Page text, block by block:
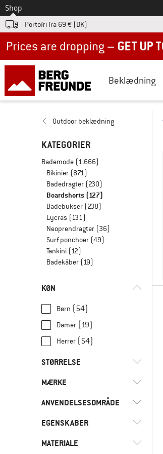
Til
Shop
Portofri fra 69 € (DK)
Beklædning
Outdoor beklædning
KATEGORIER
Bademode (1.666)
Bikinier (871)
Badedragter (230)
Boardshorts (127)
Badebukser (238)
Lycras (131)
Neoprendragter (36)
Surf ponchoer (49)
Tankini (12)
Badekåber (19)
KØN
Børn (54)
Damer (19)
Herrer (54)
STØRRELSE
XXS XS
XL XXL 3XL 4XL
62 68 74
92 98
MÆRKE
adidas
ANVENDELSESOMRÅDE
Fitness(2)
Fritid (20)
EGENSKABER
PFC-/PFAS-fri
MATERIALE